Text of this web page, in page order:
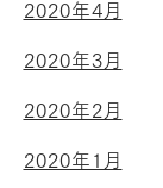
2020年4月
2020年3月
2020年2月
2020年1月